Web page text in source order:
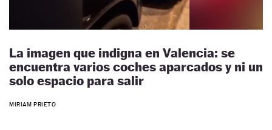
La imagen que indigna en Valencia: se
encuentra varios coches aparcados y ni un
solo espacio para salir
MIRIAM PRIETO